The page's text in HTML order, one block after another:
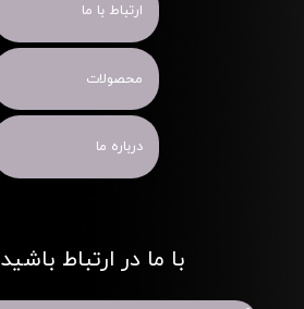
ارتباط با ما
محصولات
درباره ما
با ما در ارتباط باشید